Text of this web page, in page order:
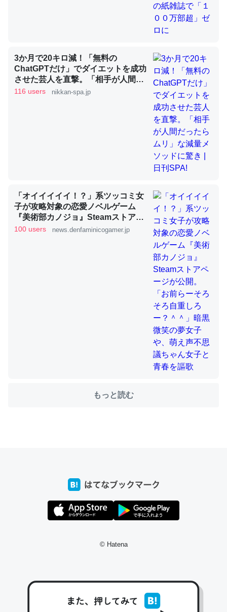
ちぼちRingも置こうかと画策中。あと、Googleマップで
位置情報を共有してる。電池残量や充電中かが分かるので
これ見て生きてるなって分かる。
─たまにLINEするくらいだった遠方の父67歳と僕。ITツール導入で
コミュニケーションが劇的に変化した｜tayorini by LIFULL介護
ちょうど同じ理由でEcho Show 8を設定中でした。Prime
り時間を日数にすると1週間とかの人が多いそうだけど、
それを実質100倍以上に伸ばす効果があるはず……
─たまにLINEするくらいだった遠方の父67歳と僕。ITツール導入で
コミュニケーションが劇的に変化した｜tayorini by LIFULL介護
私も3年前ぐらいに祖母の家に設置した。ポケットWifiみ
たいなのでネット環境作ったけどAlexaしか使わないので
回線代ほとんどかからないですよ。参考：
https://toyoshi.hatenablog.com/entry/2019/05/15/1805
─たまにLINEするくらいだった遠方の父67歳と僕。ITツール導入で
コミュニケーションが劇的に変化した｜tayorini by LIFULL介護
─野菜が止まらなくなる南フランス発祥の万能ソース「アイオリソ
ース」の作り方をビストロ居酒屋のシェフに聞いてみた - メシ通 | ホ
ソースなのか気になる
─野菜が止まらなくなる南フランス発祥の万能ソース「アイオリソ
ース」の作り方をビストロ居酒屋のシェフに聞いてみた - メシ通 | ホ
3か月で20キロ減！「無料の
ChatGPTだけ」でダイエットを成功
させた芸人を直撃。「相手が人間だ
ったらムリ」な減量メソッドに驚き
116 users nikkan-spa.jp
「オイイイイイ！？」系ツッコミ女
子が攻略対象の恋愛ノベルゲーム
『美術部カノジョ』Steamストアペ
ージが公開。「お前らーそろそろ自
100 users news.denfaminicogamer.jp
もっと読む
© Hatena